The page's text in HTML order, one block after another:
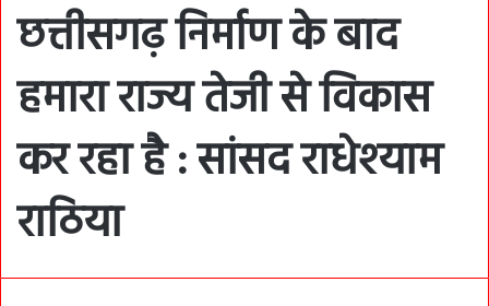
छत्तीसगढ़ निर्माण के बाद
हमारा राज्य तेजी से विकास
कर रहा है : सांसद राधेश्याम
राठिया